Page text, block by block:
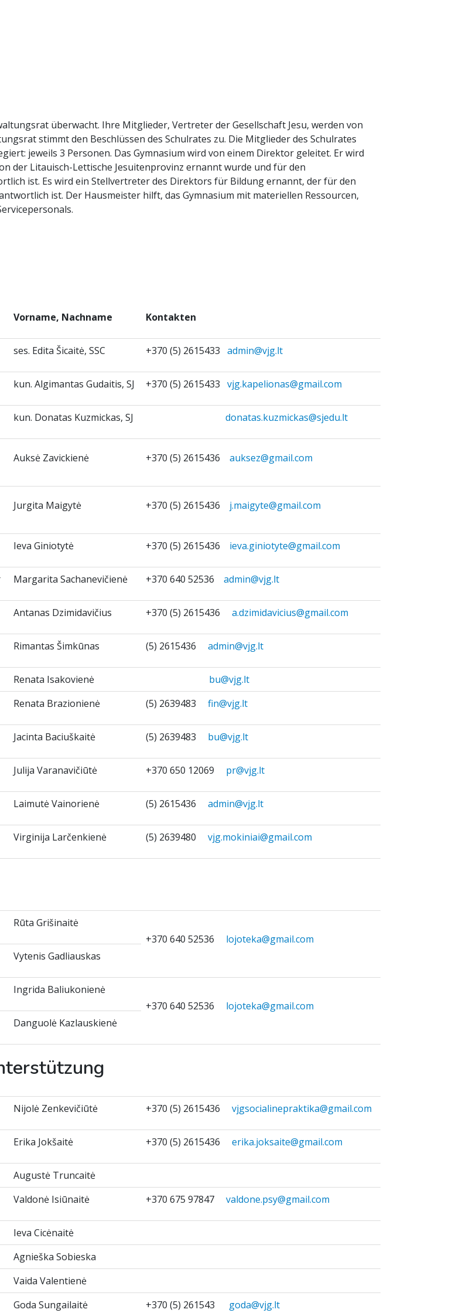
überwacht. Ihre Mitglieder, Vertreter der Gesellschaft Jesu, werden von
stimmt den Beschlüssen des Schulrates zu. Die Mitglieder des Schulrates
jeweils 3 Personen. Das Gymnasium wird von einem Direktor geleitet. Er wird
der Litauisch-Lettische Jesuitenprovinz ernannt wurde und für den
ist. Es wird ein Stellvertreter des Direktors für Bildung ernannt, der für den
ist. Der Hausmeister hilft, das Gymnasium mit materiellen Ressourcen,
Vorname, Nachname Kontakten
ses. Edita Šicaitė, SSC +370 (5) 2615433 admin@vjg.lt
kun. Algimantas Gudaitis, SJ +370 (5) 2615433 vjg.kapelionas@gmail.com
kun. Donatas Kuzmickas, SJ donatas.kuzmickas@sjedu.lt
Auksė Zavickienė +370 (5) 2615436 auksez@gmail.com
Jurgita Maigytė +370 (5) 2615436 j.maigyte@gmail.com
Ieva Giniotytė +370 (5) 2615436 ieva.giniotyte@gmail.com
Margarita Sachanevičienė +370 640 52536 admin@vjg.lt
Antanas Dzimidavičius +370 (5) 2615436 a.dzimidavicius@gmail.com
Rimantas Šimkūnas (5) 2615436 admin@vjg.lt
Renata Isakovienė
bu@vjg.lt
Renata Brazionienė (5) 2639483 fin@vjg.lt
Jacinta Baciuškaitė (5) 2639483 bu@vjg.lt
Julija Varanavičiūtė +370 650 12069 pr@vjg.lt
Laimutė Vainorienė (5) 2615436 admin@vjg.lt
Virginija Larčenkienė (5) 2639480 vjg.mokiniai@gmail.com
Rūta Grišinaitė
+370 640 52536 lojoteka@gmail.com
Vytenis Gadliauskas
Ingrida Baliukonienė
+370 640 52536
lojoteka@gmail.com
Danguolė Kazlauskienė
Nijolė Zenkevičiūtė +370 (5) 2615436 vjgsocialinepraktika@gmail.com
Erika Jokšaitė +370 (5) 2615436 erika.joksaite@gmail.com
Augustė Truncaitė
Valdonė Isiūnaitė +370 675 97847 valdone.psy@gmail.com
Ieva Cicėnaitė
Agnieška Sobieska
Vaida Valentienė
Goda Sungailaitė +370 (5) 261543 goda@vjg.lt